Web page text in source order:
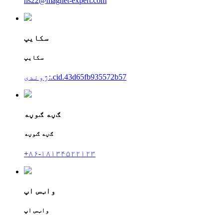
سکایپ
سکایپ
ژوندی:.cid.43d65fb935572b57
ګڼه ګوڼه
ګڼه ګوڼه
+۸۶-۱۸۱۳۴۵۲۲۱۲۳
واټس اپ
واټس اپ